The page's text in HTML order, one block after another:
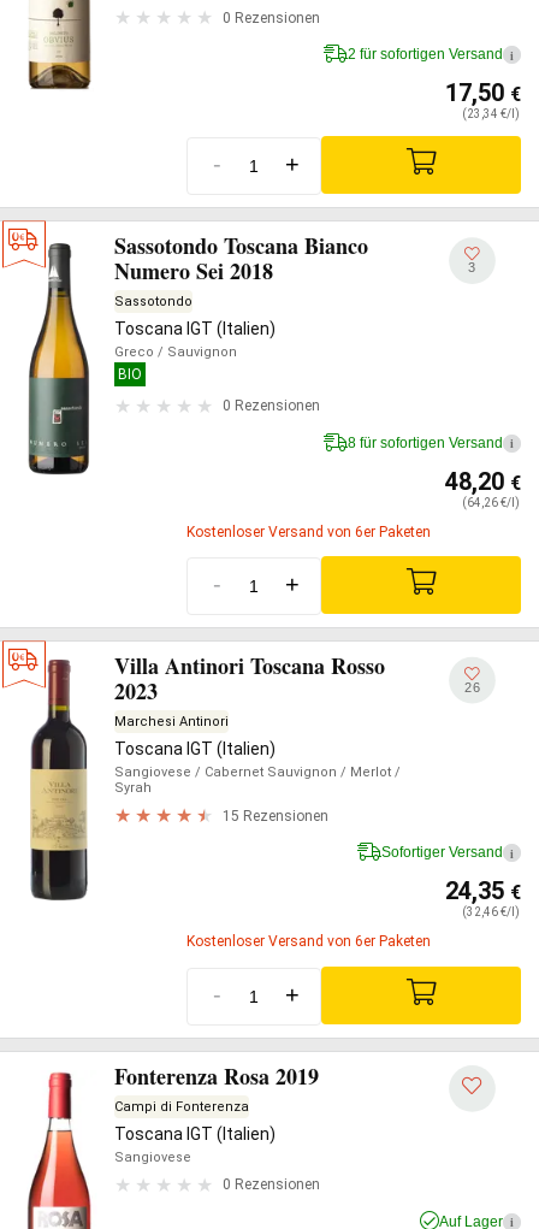
0 Rezensionen
2 für sofortigen Versand i
17,50 €
(23,34 €/l)
- +
Sassotondo Toscana Bianco
Numero Sei 2018
Sassotondo
Toscana IGT (Italien)
Greco / Sauvignon
BIO
0 Rezensionen
3
8 für sofortigen Versand i
48,20 €
(64,26 €/l)
Kostenloser Versand von 6er Paketen
- +
Villa Antinori Toscana Rosso
2023
Marchesi Antinori
Toscana IGT (Italien)
Sangiovese / Cabernet Sauvignon / Merlot /
Syrah
15 Rezensionen
26
Sofortiger Versand i
24,35 €
(32,46 €/l)
Kostenloser Versand von 6er Paketen
- +
Fonterenza Rosa 2019
Campi di Fonterenza
Toscana IGT (Italien)
Sangiovese
0 Rezensionen
Auf Lager i